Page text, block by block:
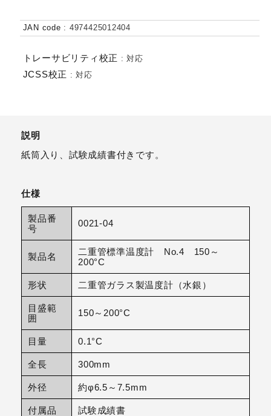
JAN code : 4974425012404
トレーサビリティ校正 :対応
JCSS校正 :対応
説明
紙筒入り、試験成績書付きです。
仕様
製品番
号
0021-04
製品名
二重管標準温度計 No.4 150～
200°C
形状 二重管ガラス製温度計（水銀）
目盛範
囲
150～200°C
目量 0.1°C
全長 300mm
外径 約φ6.5～7.5mm
付属品 試験成績書